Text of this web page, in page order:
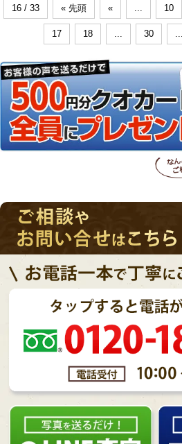
16 / 33 « 先頭 « 10
17 18 30